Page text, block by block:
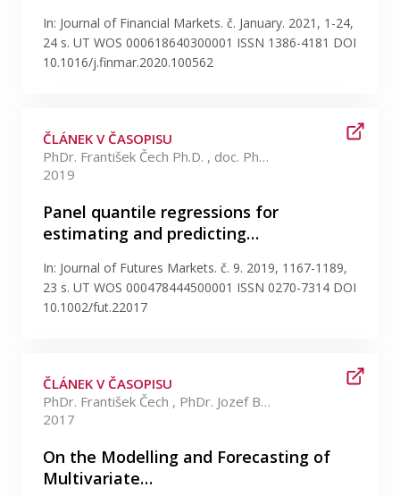
In: Journal of Financial Markets. č. January. 2021, 1-24,
24 s. UT WOS 000618640300001 ISSN 1386-4181 DOI
10.1016/j.finmar.2020.100562
ČLÁNEK V ČASOPISU
PhDr. František Čech Ph.D. , doc. PhDr. Jozef Baruník Ph.D.
2019
Panel quantile regressions for
estimating and predicting…
In: Journal of Futures Markets. č. 9. 2019, 1167-1189,
23 s. UT WOS 000478444500001 ISSN 0270-7314 DOI
10.1002/fut.22017
ČLÁNEK V ČASOPISU
PhDr. František Čech , PhDr. Jozef Baruník Ph.D.
2017
On the Modelling and Forecasting of
Multivariate…